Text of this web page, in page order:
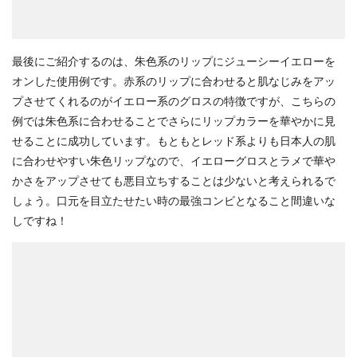
最後にご紹介するのは、朱色系のリップにジューシーイエローを
オンした使用例です。赤系のリップに合わせると肌なじみをアッ
プさせてくれるのがイエロー系のグロスの特徴ですが、こちらの
例では朱色系に合わせることでさらにリップカラーを華やかに見
せることに成功しています。もともとレッド系よりも日本人の肌
に合わせやすい朱色リップなので、イエローグロスとラメで華や
かさをアップさせても悪目立ちすることは少ないと考えられるで
しょう。口元を目立たせたい時の最強コンビとなること間違いな
しですね！